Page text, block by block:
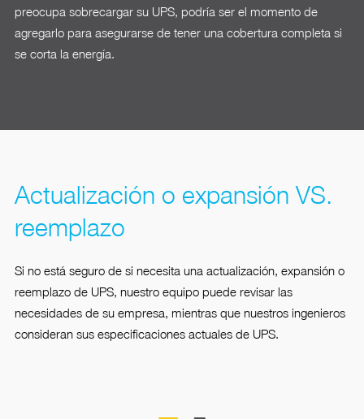
preocupa sobrecargar su UPS, podría ser el momento de
agregarlo para asegurarse de tener una cobertura completa si
se corta la energía.
Actualización o expansión VS.
reemplazo
Si no está seguro de si necesita una actualización, expansión o
reemplazo de UPS, nuestro equipo puede revisar las
necesidades de su empresa, mientras que nuestros ingenieros
consideran sus especificaciones actuales de UPS.